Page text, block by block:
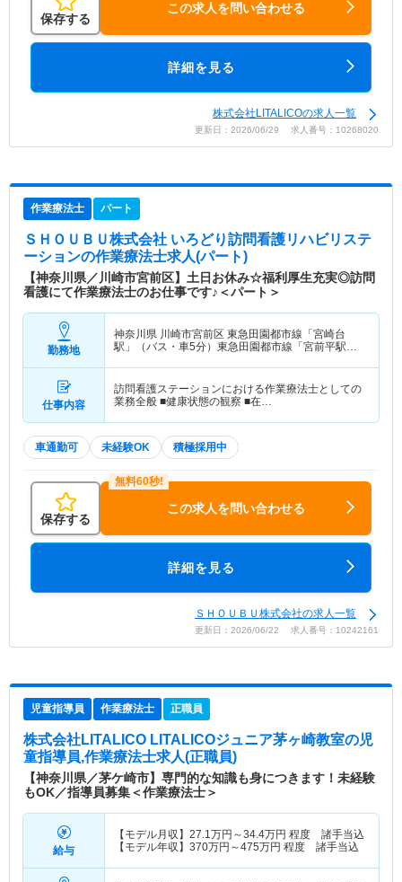
保存する
この求人を問い合わせる
詳細を見る
株式会社LITALICOの求人一覧
更新日：2026/06/29 求人番号：10268020
作業療法士 パート
ＳＨＯＵＢＵ株式会社 いろどり訪問看護リハビリステ
ーションの作業療法士求人(パート)
【神奈川県／川崎市宮前区】土日お休み☆福利厚生充実◎訪問
看護にて作業療法士のお仕事です♪＜パート＞
勤務地
神奈川県 川崎市宮前区 東急田園都市線「宮崎台
駅」（バス・車5分）東急田園都市線「宮前平駅」
仕事内容
訪問看護ステーションにおける作業療法士としての
業務全般 ■健康状態の観察 ■在…
車通勤可 未経験OK 積極採用中
保存する
この求人を問い合わせる
詳細を見る
ＳＨＯＵＢＵ株式会社の求人一覧
更新日：2026/06/22 求人番号：10242161
児童指導員 作業療法士 正職員
株式会社LITALICO LITALICOジュニア茅ヶ崎教室の児
童指導員,作業療法士求人(正職員)
【神奈川県／茅ケ崎市】専門的な知識も身につきます！未経験
もOK／指導員募集＜作業療法士＞
給与
【モデル月収】 27.1万円～34.4万円 程度 諸手当込
【モデル年収】 370万円～475万円 程度 諸手当込